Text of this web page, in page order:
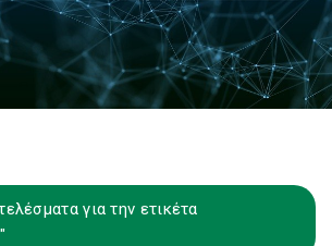
για την ετικέτα